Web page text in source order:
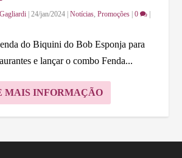
|24/jan/2024 |Notícias ,Promoções |0 |
do Biquini do Bob Esponja para
e lançar o combo Fenda...
MAIS INFORMAÇÃO